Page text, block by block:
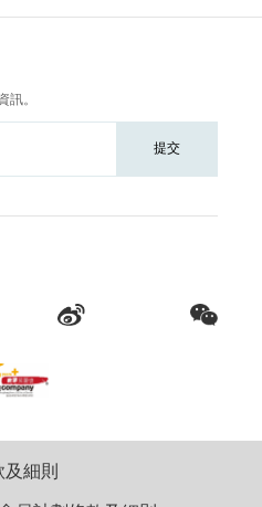
。
提交
及細則